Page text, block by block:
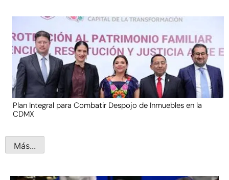
Plan Integral para Combatir Despojo de Inmuebles en la
CDMX
Más...